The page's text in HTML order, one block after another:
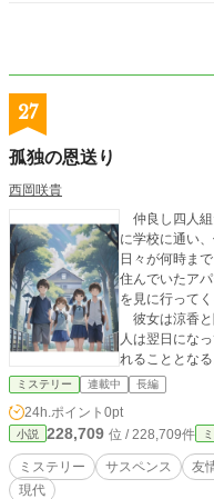
27
孤独の恩送り
西岡咲貴
仲良し四人組
に学校に通い
日々が何時までも続く
住んでいたア
を見に行って
彼女は涼香と
人は翌日にな
れることとなる。 母が助けに行かなければ友人が死
たであろうこ
と麻衣。 何故母は、死ななければならなかったのか？ 煙
を大量に吸っ
も、逃げ遅れ
を受ける。 火事をきっかけにどんどんと崩壊していく友
情。 そもそ
ミステリー 連載中 長編
24h.ポイント 0pt
小説 228,709 位 / 228,709件
ミステリー サスペンス 友
現代